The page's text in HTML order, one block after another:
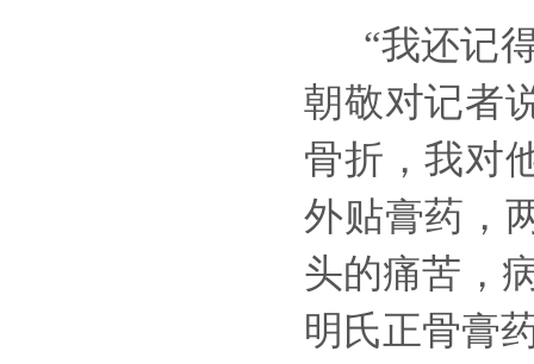
“我还记得
朝敬对记者
骨折，我对
外贴膏药，
头的痛苦，
明氏正骨膏